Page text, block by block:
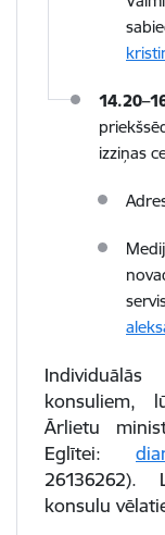
izziņas
konsuliem,
Ārlietu
Eglītei:
konsulu